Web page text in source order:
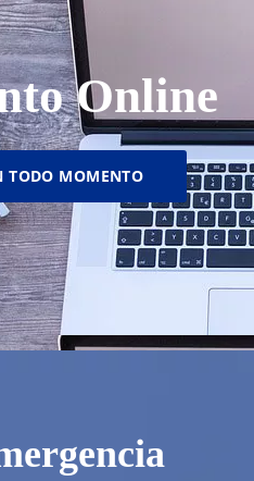
Online
TODO MOMENTO